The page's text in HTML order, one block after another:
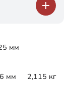
мм
мм 2,115 кг